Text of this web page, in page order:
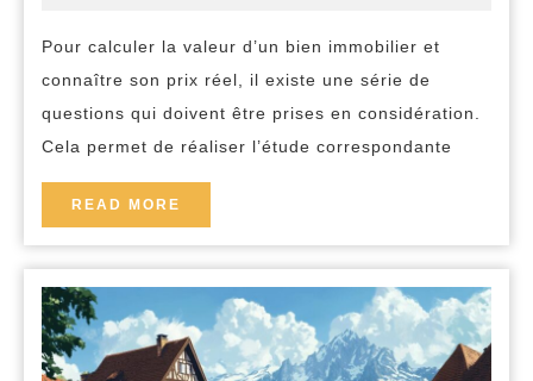
pour
calculer
la
valeur
d’un
bien
immobilier
Pour calculer la valeur d’un bien immobilier et
connaître son prix réel, il existe une série de
questions qui doivent être prises en considération.
Cela permet de réaliser l’étude correspondante
READ MORE
MORE